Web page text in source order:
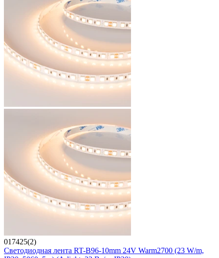
017425(2)
Светодиодная лента RT-B96-10mm 24V Warm2700 (23 W/m,